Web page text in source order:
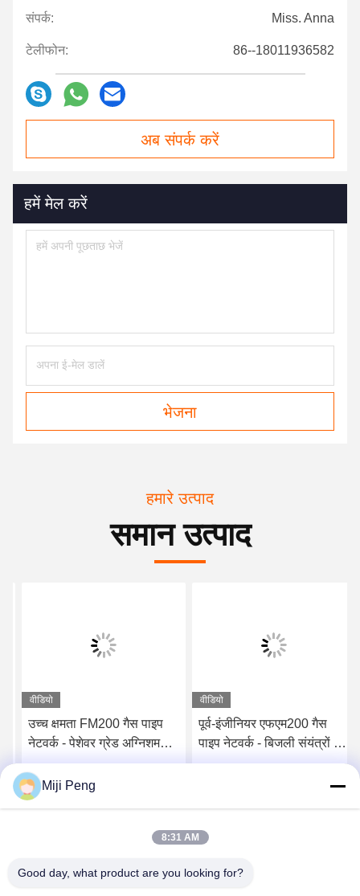
संपर्क: Miss. Anna
टेलीफोन: 86--18011936582
अब संपर्क करें
हमें मेल करें
भेजना
हमारे उत्पाद
समान उत्पाद
वीडियो
उच्च क्षमता FM200 गैस पाइप
नेटवर्क - पेशेवर ग्रेड अग्निशमन
उपकरण
सबसे अच्छी कीमत पाएं
वीडियो
पूर्व-इंजीनियर एफएम200 गैस
पाइप नेटवर्क - बिजली संयंत्रों के
लिए विश्वसनीय निष्क्रिय गैस
Miji Peng
8:31 AM
Good day, what product are you looking for?